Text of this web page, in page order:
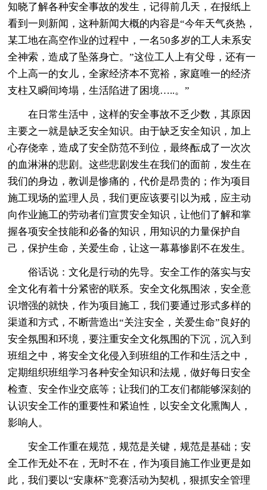
知晓了解各种安全事故的发生，记得前几天，在报纸上
看到一则新闻，这种新闻大概的内容是“今年天气炎热，
某工地在高空作业的过程中，一名50多岁的工人未系安
全神索，造成了坠落身亡。”这位工人上有父母，还有一
个上高一的女儿，全家经济本不宽裕，家庭唯一的经济
支柱又瞬间垮塌，生活陷进了困境…..。”
在日常生活中，这样的安全事故不乏少数，其原因
主要之一就是缺乏安全知识。由于缺乏安全知识，加上
心存侥幸，造成了安全防范不到位，最终酝成了一次次
的血淋淋的悲剧。这些悲剧发生在我们的面前，发生在
我们的身边，教训是惨痛的，代价是昂贵的；作为项目
施工现场的监理人员，我们更应该要引以为戒，应主动
向作业施工的劳动者们宣贯安全知识，让他们了解和掌
握各项安全技能和必备的知识，用知识的力量保护自
己，保护生命，关爱生命，让这一幕幕惨剧不在发生。
俗话说：文化是行动的先导。安全工作的落实与安
全文化有着十分紧密的联系。安全文化氛围浓，安全意
识增强的就快，作为项目施工，我们要通过形式多样的
渠道和方式，不断营造出“关注安全，关爱生命”良好的
安全氛围和环境，要注重安全文化氛围的下沉，沉入到
班组之中，将安全文化侵入到班组的工作和生活之中，
定期组织班组学习各种安全知识和法规，做好每日安全
检查、安全作业交底等；让我们的工友们都能够深刻的
认识安全工作的重要性和紧迫性，以安全文化熏陶人，
影响人。
安全工作重在规范，规范是关键，规范是基础；安
全工作无处不在，无时不在，作为项目施工作业更是如
此，我们要以“安康杯”竞赛活动为契机，狠抓安全管理